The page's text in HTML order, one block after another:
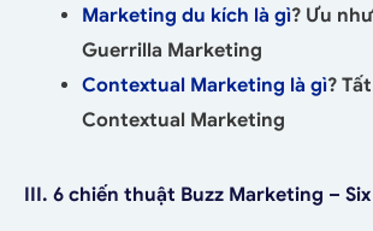
Marketing du kích là gì? Ưu
Guerrilla Marketing
Contextual Marketing là gì?
Contextual Marketing
III. 6 chiến thuật Buzz Marketing –